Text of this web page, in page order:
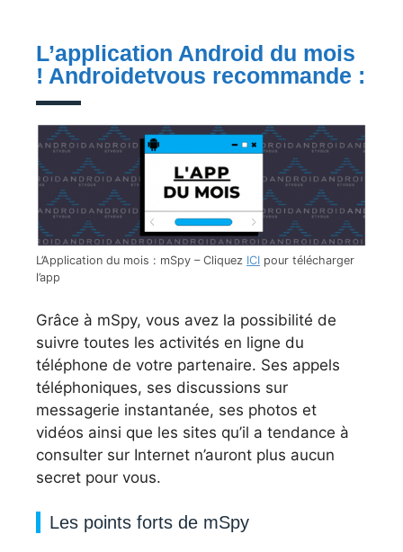
L’application Android du mois
! Androidetvous recommande :
L’Application du mois : mSpy – Cliquez ICI pour télécharger
l’app
Grâce à mSpy, vous avez la possibilité de
suivre toutes les activités en ligne du
téléphone de votre partenaire. Ses appels
téléphoniques, ses discussions sur
messagerie instantanée, ses photos et
vidéos ainsi que les sites qu’il a tendance à
consulter sur Internet n’auront plus aucun
secret pour vous.
Les points forts de mSpy